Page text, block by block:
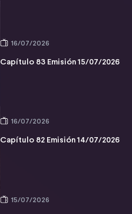
16/07/2026
Capítulo 83 Emisión 15/07/2026
16/07/2026
Capítulo 82 Emisión 14/07/2026
15/07/2026